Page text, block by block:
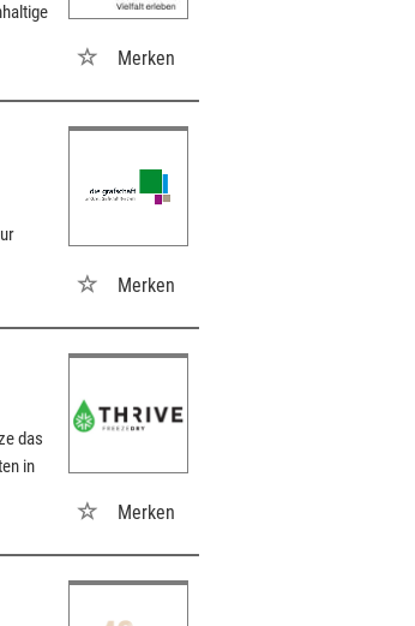
Merken
Merken
das
in
Merken